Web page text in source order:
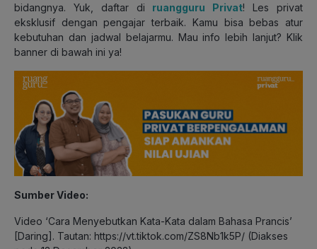
bidangnya. Yuk, daftar di ruangguru Privat! Les privat
eksklusif dengan pengajar terbaik. Kamu bisa bebas atur
kebutuhan dan jadwal belajarmu. Mau info lebih lanjut? Klik
banner di bawah ini ya!
Sumber Video:
Video ‘Cara Menyebutkan Kata-Kata dalam Bahasa Prancis’
[Daring]. Tautan: https://vt.tiktok.com/ZS8Nb1k5P/ (Diakses